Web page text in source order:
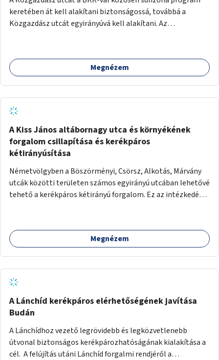
keretében át kell alakítani biztonságossá, továbbá a
Közgazdász utcát egyirányúvá kell alakítani. Az
kialakításával. A kettő között a Művelődés utca pedig
rendkívül balesetveszélyes és védett útszakasszá kell
program és forgalomszabályozás (aktív/passzív) -
Közgazdász utca - Művelődés utca - Park utca tengelyen.
Megnézem
A Kiss János altábornagy utca és környékének
forgalom csillapítása és kerékpáros
kétirányúsítása
Németvölgyben a Böszörményi, Csörsz, Alkotás, Márvány
utcák közötti területen számos egyirányú utcában lehetővé
tehető a kerékpáros kétirányú forgalom. Ez az intézkedés
Megnézem
A Lánchíd kerékpáros elérhetőségének javítása
Budán
A Lánchídhoz vezető legrövidebb és legközvetlenebb
útvonal biztonságos kerékpározhatóságának kialakítása a
cél. A felújítás utáni Lánchíd forgalmi rendjéről a